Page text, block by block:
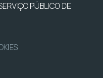
PÚBLICO DE